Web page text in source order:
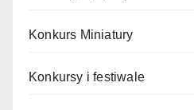
Konkurs Miniatury
Konkursy i festiwale